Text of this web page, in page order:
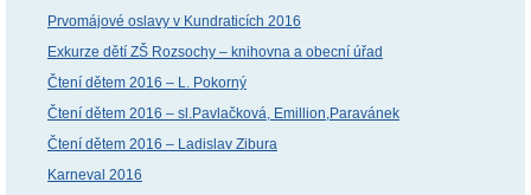
Prvomájové oslavy v Kundraticích 2016
Exkurze dětí ZŠ Rozsochy – knihovna a obecní úřad
Čtení dětem 2016 – L. Pokorný
Čtení dětem 2016 – sl.Pavlačková, Emillion,Paravánek
Čtení dětem 2016 – Ladislav Zibura
Karneval 2016